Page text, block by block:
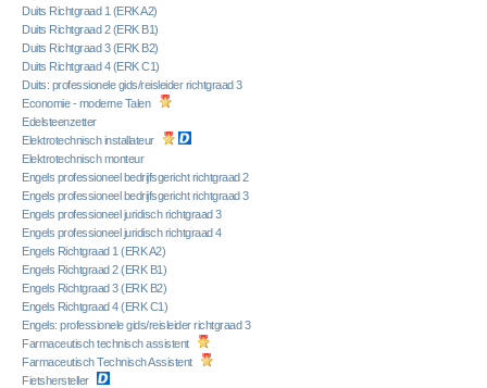
Duits Richtgraad 1 (ERK A2)
Duits Richtgraad 2 (ERK B1)
Duits Richtgraad 3 (ERK B2)
Duits Richtgraad 4 (ERK C1)
Duits: professionele gids/reisleider richtgraad 3
Economie - moderne Talen
Edelsteenzetter
Elektrotechnisch installateur
Elektrotechnisch monteur
Engels professioneel bedrijfsgericht richtgraad 2
Engels professioneel bedrijfsgericht richtgraad 3
Engels professioneel juridisch richtgraad 3
Engels professioneel juridisch richtgraad 4
Engels Richtgraad 1 (ERK A2)
Engels Richtgraad 2 (ERK B1)
Engels Richtgraad 3 (ERK B2)
Engels Richtgraad 4 (ERK C1)
Engels: professionele gids/reisleider richtgraad 3
Farmaceutisch technisch assistent
Farmaceutisch Technisch Assistent
Fietshersteller